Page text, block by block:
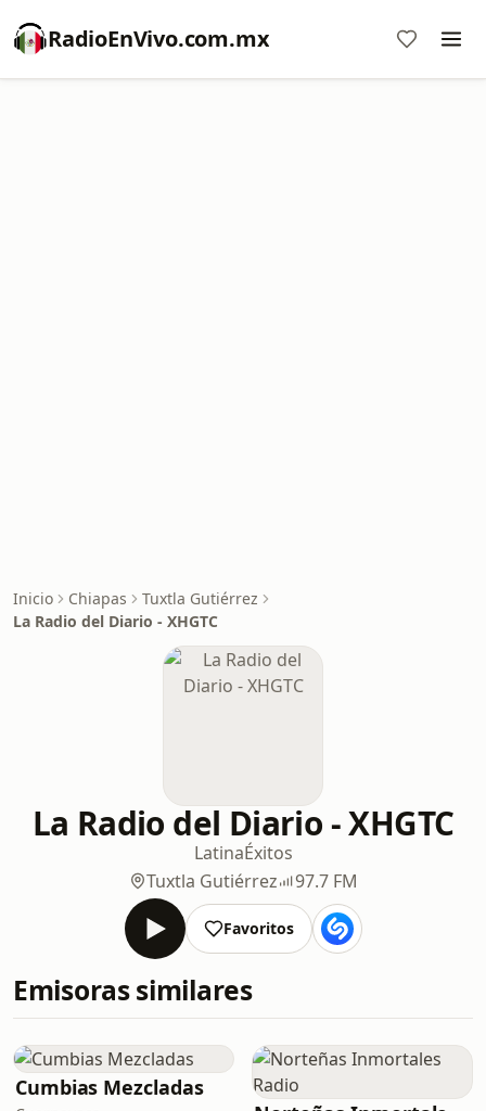
RadioEnVivo.com.mx
Inicio Chiapas
Tuxtla Gutiérrez
La Radio del Diario - XHGTC
La Radio del Diario - XHGTC
LatinaÉxitos
Tuxtla Gutiérrez
97.7 FM
Favoritos
Emisoras similares
Cumbias Mezcladas